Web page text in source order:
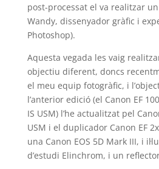
post-processat el va realitzar
Wandy, dissenyador gràfic i
Photoshop).
Aquesta vegada les vaig
objectiu diferent, doncs
el meu equip fotogràfic, i
l’anterior edició (el Canon EF
IS USM) l’he actualitzat pel
USM i el duplicador Canon EF
una Canon EOS 5D Mark III, i
d’estudi Elinchrom, i un